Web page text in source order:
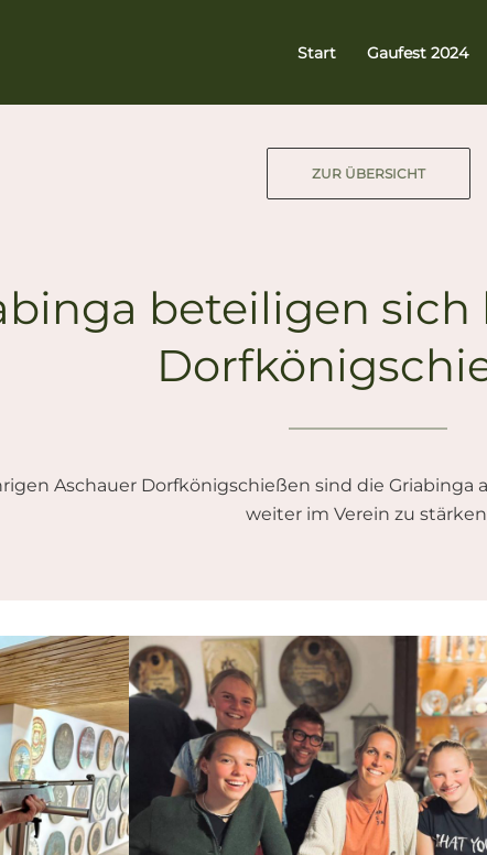
Start Gaufest 2024
ZUR ÜBERSICHT
beteiligen sich
Aschauer Dorfkönigschießen sind die
weiter im Verein zu